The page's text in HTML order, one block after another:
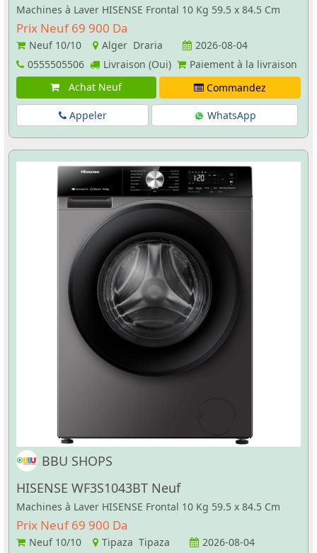
Machines à Laver HISENSE Frontal 10 Kg 59.5 x 84.5 Cm
Prix Neuf 69 900 Da
Neuf 10/10 Alger Draria
2026-08-04
0555505506
Livraison (Oui)
Paiement à la livraison
Achat Neuf
Commandez
Appeler WhatsApp
BBU SHOPS
HISENSE WF3S1043BT Neuf
Machines à Laver HISENSE Frontal 10 Kg 59.5 x 84.5 Cm
Prix Neuf 69 900 Da
Neuf 10/10 Tipaza Tipaza
2026-08-04